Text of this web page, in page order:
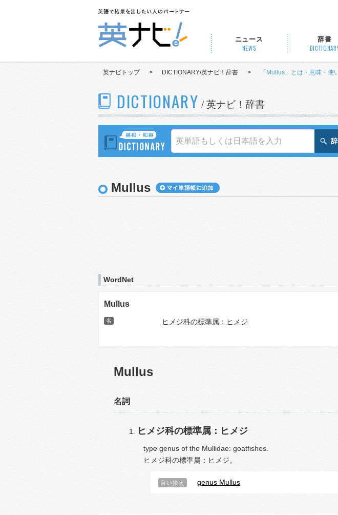
ニュース
NEWS
辞書
英ナビトップ > DICTIONARY/英ナビ！辞書 > 「Mullus」とは・意味・
DICTIONARY / 英ナビ！辞書
Mullus
WordNet
Mullus
名 ヒメジ科の標準属：ヒメジ
Mullus
名詞
ヒメジ科の標準属：ヒメジ
type genus of the Mullidae: goatfishes.
ヒメジ科の標準属：ヒメジ。
言い換え genus Mullus